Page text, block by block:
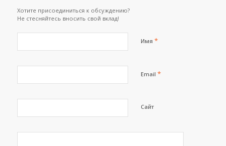
Хотите присоединиться к обсуждению?
Не стесняйтесь вносить свой вклад!
Имя *
Email *
Сайт